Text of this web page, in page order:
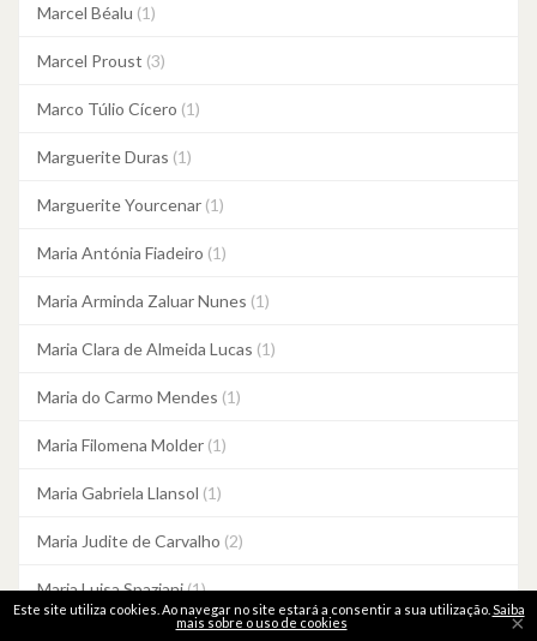
Marcel Béalu (1)
Marcel Proust (3)
Marco Túlio Cícero (1)
Marguerite Duras (1)
Marguerite Yourcenar (1)
Maria Antónia Fiadeiro (1)
Maria Arminda Zaluar Nunes (1)
Maria Clara de Almeida Lucas (1)
Maria do Carmo Mendes (1)
Maria Filomena Molder (1)
Maria Gabriela Llansol (1)
Maria Judite de Carvalho (2)
Maria Luisa Spaziani(1)
Este site utiliza cookies. Ao navegar no site estará a consentir a sua utilização. Saiba
mais sobre o uso de cookies
×